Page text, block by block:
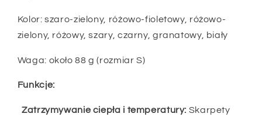
Kolor: szaro-zielony, różowo-fioletowy, różowo-
zielony, różowy, szary, czarny, granatowy, biały
Waga: około 88 g (rozmiar S)
Funkcje:
Zatrzymywanie ciepła i temperatury: Skarpety